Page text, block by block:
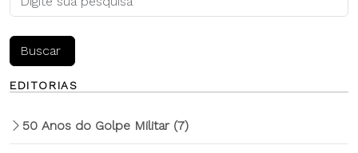
EDITORIAS
50 Anos do Golpe Militar (7)